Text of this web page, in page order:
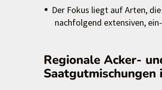
Der Fokus liegt auf Arten,
nachfolgend extensiven,
Regionale Acker-
Saatgutmischungen